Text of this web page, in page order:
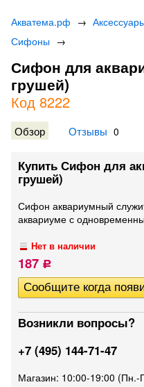
Акватема.рф →
Сифоны →
Сифон для
грушей)
Код 8222
Обзор Отзывы 0
Купить Сифон для
грушей)
Сифон аквариумный
аквариуме с
Нет в наличии
187 Р
Возникли вопросы?
+7 (495) 144-71-47
Магазин: 10:00-19:00 (Пн.-